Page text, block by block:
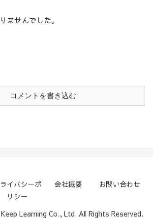
ませんでした。
コメントを書き込む
イバシーポ
リシー
会社概要 お問い合わせ
Learning Co., Ltd. All Rights Reserved.